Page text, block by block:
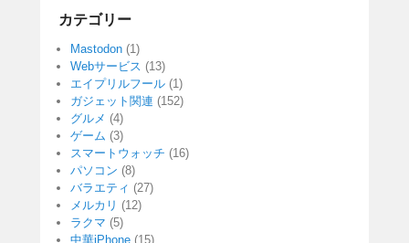
カテゴリー
Mastodon (1)
Webサービス (13)
エイプリルフール (1)
ガジェット関連 (152)
グルメ (4)
ゲーム (3)
スマートウォッチ (16)
パソコン (8)
バラエティ (27)
メルカリ (12)
ラクマ (5)
中華iPhone (15)